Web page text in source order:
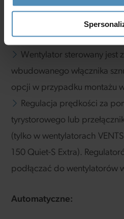
Wentylator sterowany jest
włącznika światła. Brak
Wentylator sterowany jest
wbudowanego włącznika
opcji w przypadku montażu
Regulacja prędkości za
tyrystorowego lub
(tylko w wentylatorach
150 Quiet-S Extra).
podłączać do wentylatorów w
Automatyczne: